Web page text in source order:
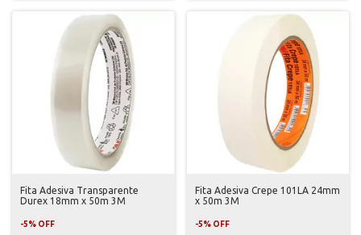
Fita Adesiva Transparente
Durex 18mm x 50m 3M
-5% OFF
Fita Adesiva Crepe 101LA 24mm
x 50m 3M
-5% OFF